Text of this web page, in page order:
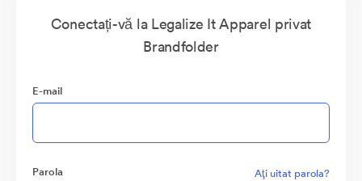
Conectați-vă la Legalize It Apparel privat
Brandfolder
E-mail
Parola Aţi uitat parola?